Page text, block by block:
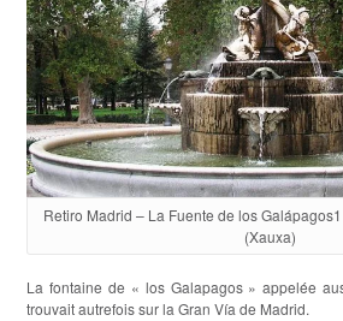
Retiro Madrid – La Fuente de los
(Xauxa)
La fontaine de « los Galapagos » appelée
trouvait autrefois sur la Gran Vía de Madrid.